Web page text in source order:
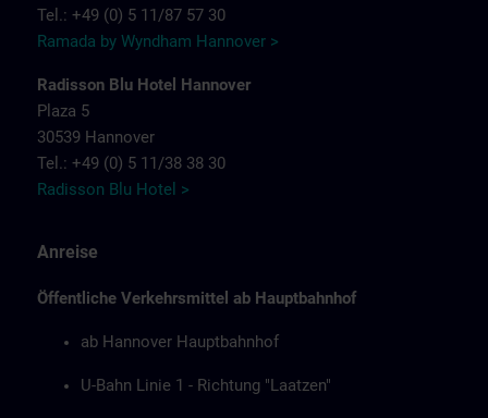
Tel.: +49 (0) 5 11/87 57 30
Ramada by Wyndham Hannover >
Radisson Blu Hotel Hannover
Plaza 5
30539 Hannover
Tel.: +49 (0) 5 11/38 38 30
Radisson Blu Hotel >
Anreise
Öffentliche Verkehrsmittel ab Hauptbahnhof
ab Hannover Hauptbahnhof
U-Bahn Linie 1 - Richtung "Laatzen"